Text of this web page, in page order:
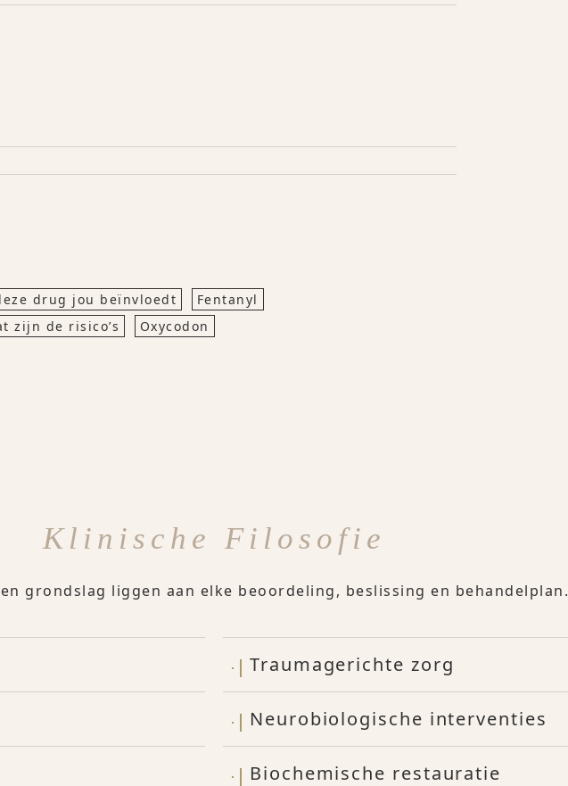
drug jou beïnvloedt
Fentanyl
zijn de risico’s
Oxycodon
Klinische Filosofie
grondslag liggen aan elke beoordeling, beslissing en behandelplan.
Traumagerichte zorg
Neurobiologische interventies
Biochemische restauratie